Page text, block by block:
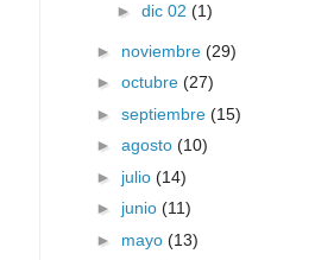
► dic 02 (1)
► noviembre (29)
► octubre (27)
► septiembre (15)
► agosto (10)
► julio (14)
► junio (11)
► mayo (13)